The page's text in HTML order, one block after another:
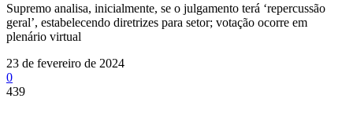
Supremo analisa, inicialmente, se o julgamento terá ‘repercussão
geral’, estabelecendo diretrizes para setor; votação ocorre em
plenário virtual
23 de fevereiro de 2024
0
439